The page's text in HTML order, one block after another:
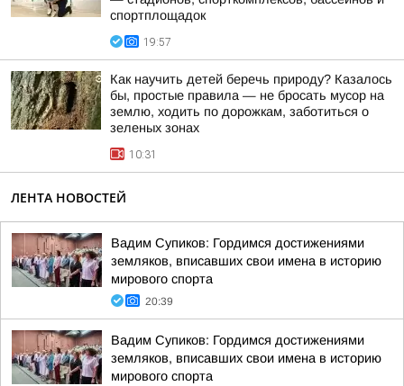
спортплощадок
19:57
Как научить детей беречь природу? Казалось
бы, простые правила — не бросать мусор на
землю, ходить по дорожкам, заботиться о
зеленых зонах
10:31
ЛЕНТА НОВОСТЕЙ
Вадим Супиков: Гордимся достижениями
земляков, вписавших свои имена в историю
мирового спорта
20:39
Вадим Супиков: Гордимся достижениями
земляков, вписавших свои имена в историю
мирового спорта